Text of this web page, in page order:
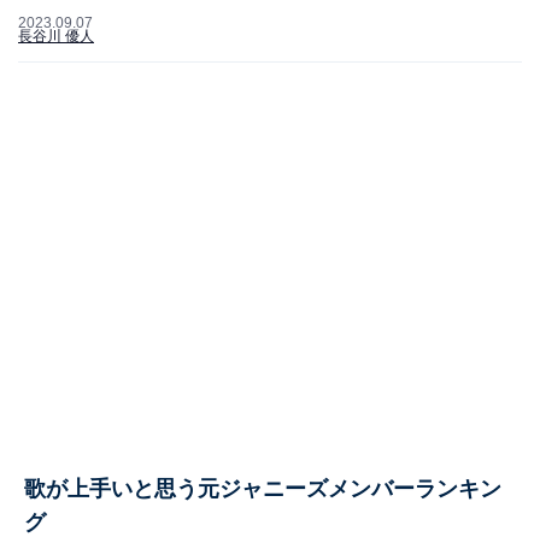
2023.09.07
長谷川 優人
歌が上手いと思う元ジャニーズメンバーランキン
グ